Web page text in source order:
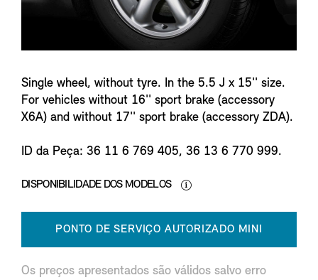
Single wheel, without tyre. In the 5.5 J x 15'' size.
For vehicles without 16'' sport brake (accessory
X6A) and without 17'' sport brake (accessory ZDA).
ID da Peça: 36 11 6 769 405, 36 13 6 770 999.
DISPONIBILIDADE DOS MODELOS
PONTO DE SERVIÇO AUTORIZADO MINI
Os preços apresentados são válidos salvo erro